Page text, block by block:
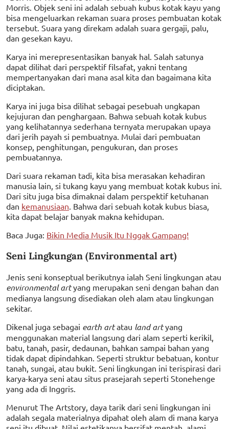
Morris. Objek seni ini adalah sebuah kubus kotak kayu yang
bisa mengeluarkan rekaman suara proses pembuatan kotak
tersebut. Suara yang direkam adalah suara gergaji, palu,
dan gesekan kayu.
Karya ini merepresentasikan banyak hal. Salah satunya
dapat dilihat dari perspektif filsafat, yakni tentang
mempertanyakan dari mana asal kita dan bagaimana kita
diciptakan.
Karya ini juga bisa dilihat sebagai pesebuah ungkapan
kejujuran dan penghargaan. Bahwa sebuah kotak kubus
yang kelihatannya sederhana ternyata merupakan upaya
dari jerih payah si pembuatnya. Mulai dari pembuatan
konsep, penghitungan, pengukuran, dan proses
pembuatannya.
Dari suara rekaman tadi, kita bisa merasakan kehadiran
manusia lain, si tukang kayu yang membuat kotak kubus ini.
Dari situ juga bisa dimaknai dalam perspektif ketuhanan
dan kemanusiaan. Bahwa dari sebuah kotak kubus biasa,
kita dapat belajar banyak makna kehidupan.
Baca Juga: Bikin Media Musik Itu Nggak Gampang!
Seni Lingkungan (Environmental art)
Jenis seni konseptual berikutnya ialah Seni lingkungan atau
environmental artyang merupakan seni dengan bahan dan
medianya langsung disediakan oleh alam atau lingkungan
sekitar.
Dikenal juga sebagai earth artatau land artyang
menggunakan material langsung dari alam seperti kerikil,
batu, tanah, pasir, dedaunan, bahkan sampai bahan yang
tidak dapat dipindahkan. Seperti struktur bebatuan, kontur
tanah, sungai, atau bukit. Seni lingkungan ini terispirasi dari
karya-karya seni atau situs prasejarah seperti Stonehenge
yang ada di Inggris.
Menurut The Artstory, daya tarik dari seni lingkungan ini
adalah segala materialnya dipahat oleh alam di mana karya